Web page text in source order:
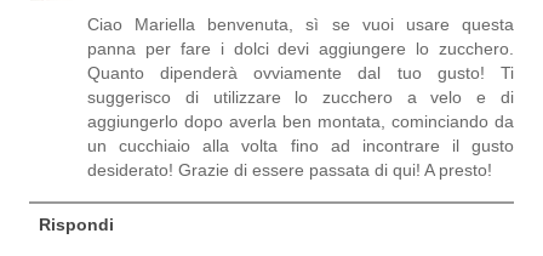
Ciao Mariella benvenuta, sì se vuoi usare questa
panna per fare i dolci devi aggiungere lo zucchero.
Quanto dipenderà ovviamente dal tuo gusto! Ti
suggerisco di utilizzare lo zucchero a velo e di
aggiungerlo dopo averla ben montata, cominciando da
un cucchiaio alla volta fino ad incontrare il gusto
desiderato! Grazie di essere passata di qui! A presto!
Rispondi